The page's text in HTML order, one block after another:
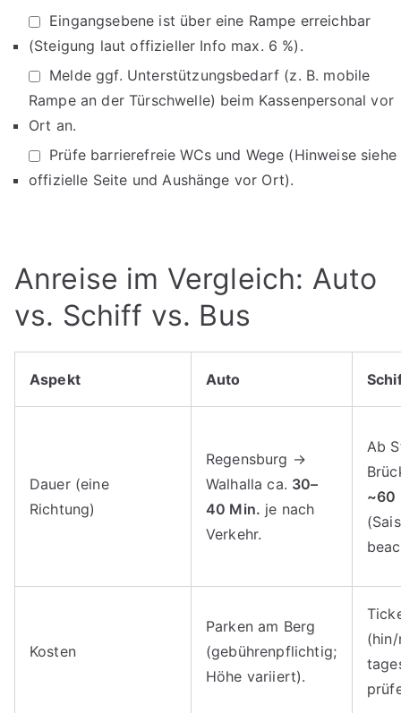
Eingangsebene ist über eine Rampe erreichbar
(Steigung laut offizieller Info max. 6 %).
Melde ggf. Unterstützungsbedarf (z. B. mobile
Rampe an der Türschwelle) beim Kassenpersonal vor
Ort an.
Prüfe barrierefreie WCs und Wege (Hinweise siehe
offizielle Seite und Aushänge vor Ort).
Anreise im Vergleich: Auto
vs. Schiff vs. Bus
Aspekt Auto
Dauer (eine
Richtung)
Regensburg →
Walhalla ca. 30–
40 Min. je nach
Verkehr.
Ab
~60
Kosten
Parken am Berg
(gebührenpflichtig;
Höhe variiert).